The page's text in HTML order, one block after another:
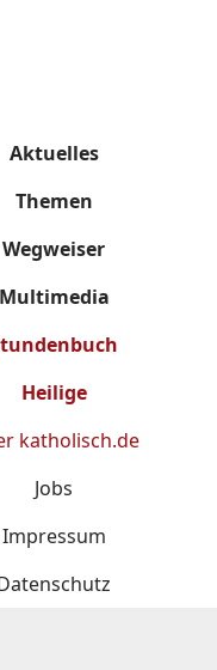
Aktuelles
Themen
Wegweiser
Multimedia
Heilige
katholisch.de
Jobs
Impressum